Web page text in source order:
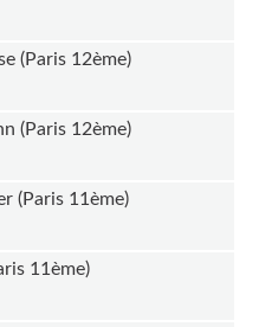
(Paris 12ème)
(Paris 12ème)
(Paris 11ème)
11ème)